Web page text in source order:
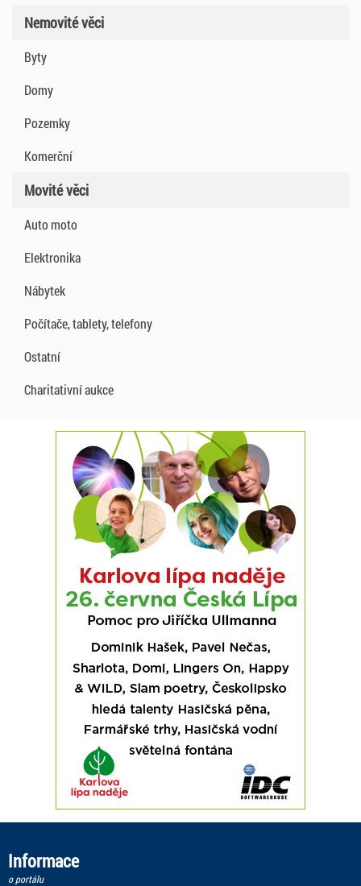
Nemovité věci
Byty
Domy
Pozemky
Komerční
Movité věci
Auto moto
Elektronika
Nábytek
Počítače, tablety, telefony
Ostatní
Charitativní aukce
Informace
o portálu